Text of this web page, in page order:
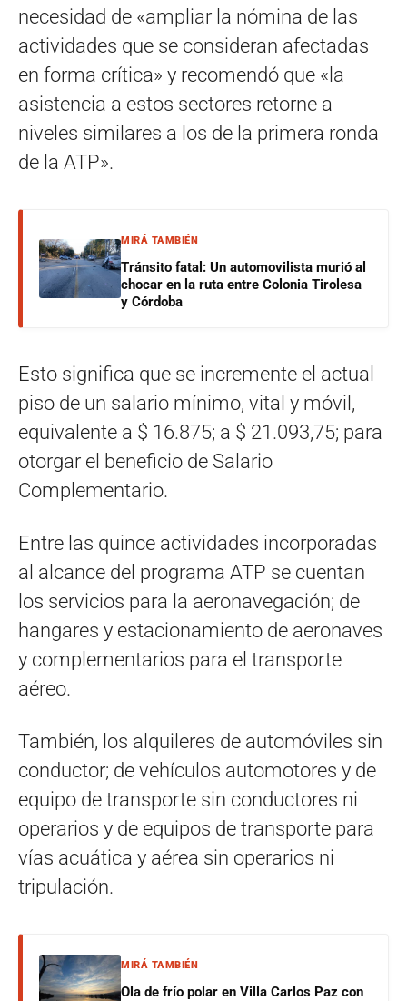
necesidad de «ampliar la nómina de las
actividades que se consideran afectadas
en forma crítica» y recomendó que «la
asistencia a estos sectores retorne a
niveles similares a los de la primera ronda
de la ATP».
MIRÁ TAMBIÉN
Tránsito fatal: Un automovilista murió al
chocar en la ruta entre Colonia Tirolesa
y Córdoba
Esto significa que se incremente el actual
piso de un salario mínimo, vital y móvil,
equivalente a $ 16.875; a $ 21.093,75; para
otorgar el beneficio de Salario
Complementario.
Entre las quince actividades incorporadas
al alcance del programa ATP se cuentan
los servicios para la aeronavegación; de
hangares y estacionamiento de aeronaves
y complementarios para el transporte
aéreo.
También, los alquileres de automóviles sin
conductor; de vehículos automotores y de
equipo de transporte sin conductores ni
operarios y de equipos de transporte para
vías acuática y aérea sin operarios ni
tripulación.
MIRÁ TAMBIÉN
Ola de frío polar en Villa Carlos Paz con